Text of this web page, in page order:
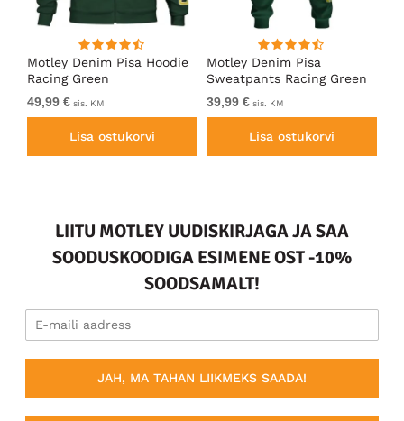
Motley Denim Pisa Hoodie
Racing Green
49,99 € sis. KM
Lisa ostukorvi
Motley Denim Pisa
Sweatpants Racing Green
39,99 € sis. KM
Lisa ostukorvi
LIITU MOTLEY UUDISKIRJAGA JA SAA
SOODUSKOODIGA ESIMENE OST -10%
SOODSAMALT!
JAH, MA TAHAN LIIKMEKS SAADA!